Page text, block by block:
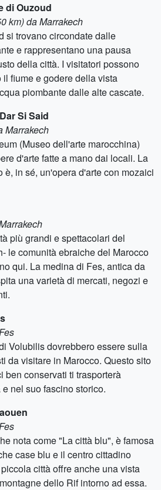
di Ouzoud
km) da Marrakech
si trovano circondate dalle
e rappresentano una pausa
della città. I visitatori possono
fiume e godere della vista
piombante dalle alte cascate.
Si Said
Marrakech
(Museo dell'arte marocchina)
d'arte fatte a mano dai locali. La
è, in sé, un'opera d'arte con mozaici
più grandi e spettacolari del
le comunità ebraiche del Marocco
qui. La medina di Fes, antica da
una varietà di mercati, negozi e
Volubilis dovrebbero essere sulla
da visitare in Marocco. Questo sito
ben conservati ti trasporterà
nel suo fascino storico.
nota come "La città blu", è famosa
case blu e il centro cittadino
città offre anche una vista
dello Rif intorno ad essa.